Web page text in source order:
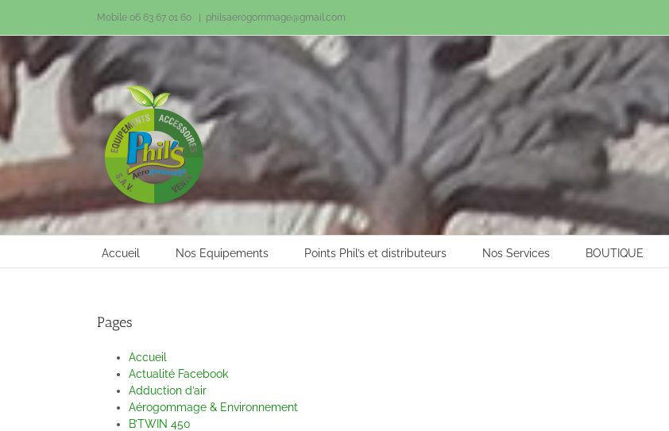
contenu
Mobile 06 63 67 01 60 philsaerogommage@gmail.com
Accueil Nos Equipements Points Phil’s et distributeurs Nos Services BOUTIQUE
Pages
Accueil
Actualité Facebook
Adduction d’air
Aérogommage & Environnement
B’TWIN 450